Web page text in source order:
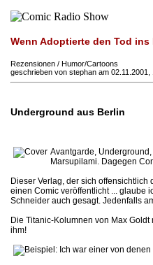
Wenn Adoptierte den Tod ins
Rezensionen / Humor/Cartoons
geschrieben von stephan am 02.11.2001,
Underground aus Berlin
Avantgarde,
Marsupilami. Dagegen
Dieser Verlag, der sich
einen Comic veröffentlicht ... glaube
Schneider auch gesagt. Jedenfalls
Die Titanic-Kolumnen von Max
ihm!